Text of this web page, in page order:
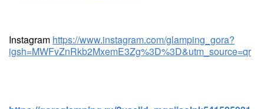
Instagram https://www.instagram.com/glamping_gora?
igsh=MWFvZnRkb2MxemE3Zg%3D%3D&utm_source=qr